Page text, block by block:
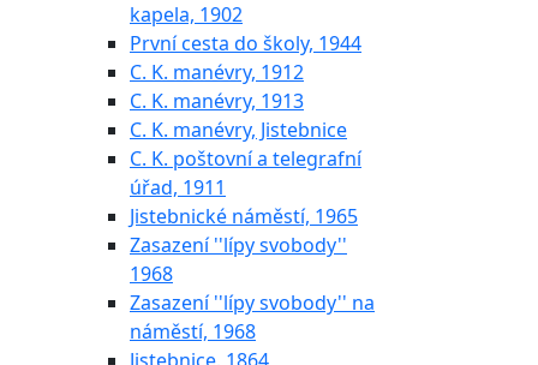
kapela, 1902
První cesta do školy, 1944
C. K. manévry, 1912
C. K. manévry, 1913
C. K. manévry, Jistebnice
C. K. poštovní a telegrafní
úřad, 1911
Jistebnické náměstí, 1965
Zasazení ''lípy svobody''
1968
Zasazení ''lípy svobody'' na
náměstí, 1968